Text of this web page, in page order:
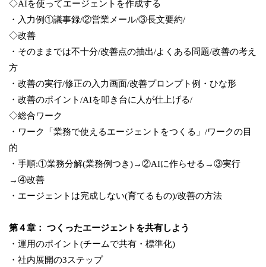
◇AIを使ってエージェントを作成する
・入力例①議事録/②営業メール/③長文要約/
◇改善
・そのままでは不十分/改善点の抽出/よくある問題/改善の考え
方
・改善の実行/修正の入力画面/改善プロンプト例・ひな形
・改善のポイント/AIを叩き台に人が仕上げる/
◇総合ワーク
・ワーク「業務で使えるエージェントをつくる」/ワークの目
的
・手順:①業務分解(業務例つき)→②AIに作らせる→③実行
→④改善
・エージェントは完成しない(育てるもの)/改善の方法
第４章： つくったエージェントを共有しよう
・運用のポイント(チームで共有・標準化)
・社内展開の3ステップ